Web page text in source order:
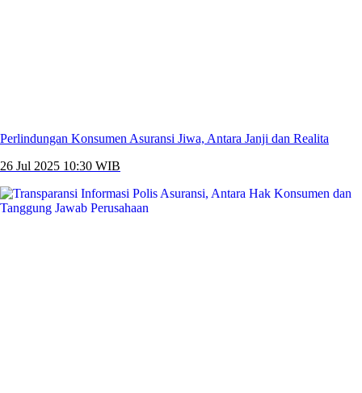
Perlindungan Konsumen Asuransi Jiwa, Antara Janji dan Realita
26 Jul 2025 10:30 WIB